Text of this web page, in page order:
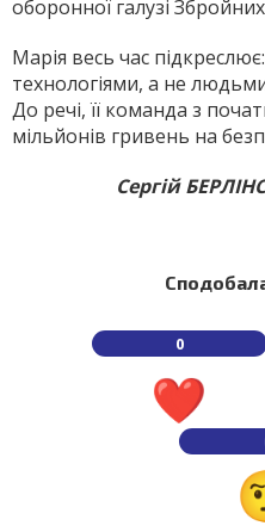
оборонної галузі
Марія весь час
технологіями, а не
До речі, її команда з
мільйонів гривень на
Сергій
0